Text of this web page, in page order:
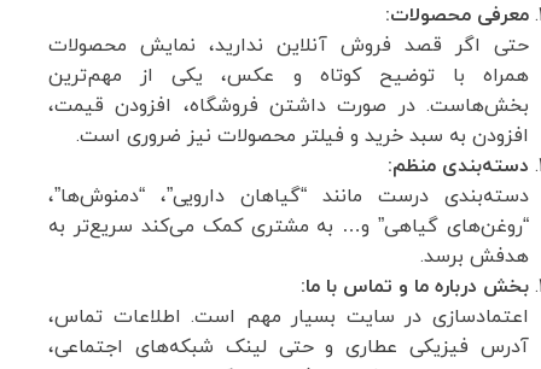
معرفی محصولات:
حتی اگر قصد فروش آنلاین ندارید، نمایش محصولات
همراه با توضیح کوتاه و عکس، یکی از مهم‌ترین
بخش‌هاست. در صورت داشتن فروشگاه، افزودن قیمت،
افزودن به سبد خرید و فیلتر محصولات نیز ضروری است.
دسته‌بندی منظم:
دسته‌بندی درست مانند “گیاهان دارویی”، “دمنوش‌ها”،
“روغن‌های گیاهی” و… به مشتری کمک می‌کند سریع‌تر به
هدفش برسد.
بخش درباره ما و تماس با ما:
اعتمادسازی در سایت بسیار مهم است. اطلاعات تماس،
آدرس فیزیکی عطاری و حتی لینک شبکه‌های اجتماعی،